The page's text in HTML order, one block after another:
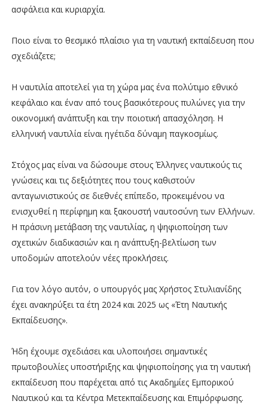
ασφάλεια και κυριαρχία.
Ποιο είναι το θεσμικό πλαίσιο για τη ναυτική εκπαίδευση που
σχεδιάζετε;
Η ναυτιλία αποτελεί για τη χώρα μας ένα πολύτιμο εθνικό
κεφάλαιο και έναν από τους βασικότερους πυλώνες για την
οικονομική ανάπτυξη και την ποιοτική απασχόληση. Η
ελληνική ναυτιλία είναι ηγέτιδα δύναμη παγκοσμίως.
Στόχος μας είναι να δώσουμε στους Έλληνες ναυτικούς τις
γνώσεις και τις δεξιότητες που τους καθιστούν
ανταγωνιστικούς σε διεθνές επίπεδο, προκειμένου να
ενισχυθεί η περίφημη και ξακουστή ναυτοσύνη των Ελλήνων.
Η πράσινη μετάβαση της ναυτιλίας, η ψηφιοποίηση των
σχετικών διαδικασιών και η ανάπτυξη-βελτίωση των
υποδομών αποτελούν νέες προκλήσεις.
Για τον λόγο αυτόν, ο υπουργός μας Χρήστος Στυλιανίδης
έχει ανακηρύξει τα έτη 2024 και 2025 ως «Έτη Ναυτικής
Εκπαίδευσης».
Ήδη έχουμε σχεδιάσει και υλοποιήσει σημαντικές
πρωτοβουλίες υποστήριξης και ψηφιοποίησης για τη ναυτική
εκπαίδευση που παρέχεται από τις Ακαδημίες Εμπορικού
Ναυτικού και τα Κέντρα Μετεκπαίδευσης και Επιμόρφωσης.